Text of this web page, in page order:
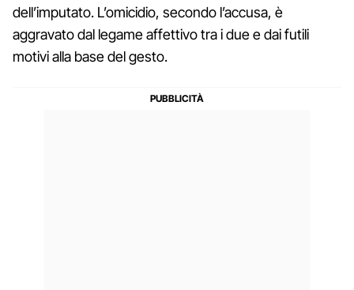
dell’imputato. L’omicidio, secondo l’accusa, è
aggravato dal legame affettivo tra i due e dai futili
motivi alla base del gesto.